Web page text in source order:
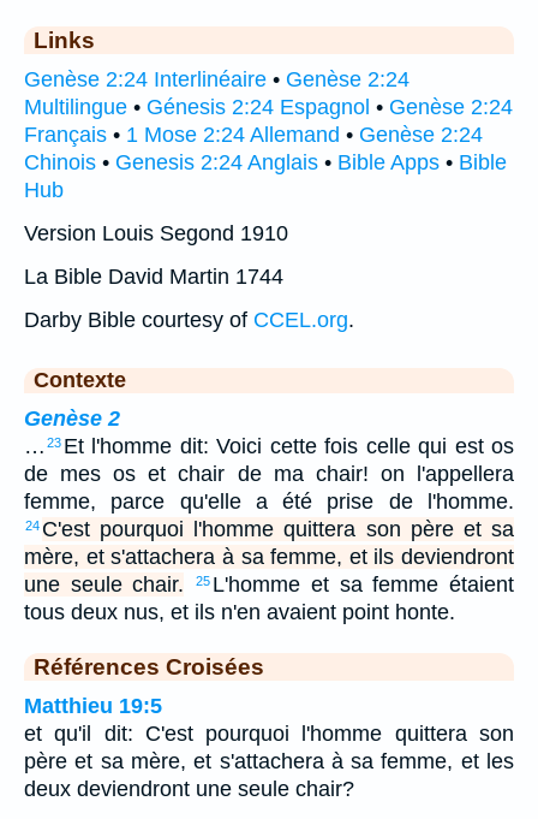
Links
Genèse 2:24 Interlinéaire • Genèse 2:24
Multilingue • Génesis 2:24 Espagnol • Genèse 2:24
Français • 1 Mose 2:24 Allemand • Genèse 2:24
Chinois • Genesis 2:24 Anglais • Bible Apps • Bible
Hub
Version Louis Segond 1910
La Bible David Martin 1744
Darby Bible courtesy of CCEL.org.
Contexte
Genèse 2
… 23 Et l'homme dit: Voici cette fois celle qui est os
de mes os et chair de ma chair! on l'appellera
femme, parce qu'elle a été prise de l'homme.
24 C'est pourquoi l'homme quittera son père et sa
mère, et s'attachera à sa femme, et ils deviendront
une seule chair.
25 L'homme et sa femme étaient
tous deux nus, et ils n'en avaient point honte.
Références Croisées
Matthieu 19:5
et qu'il dit: C'est pourquoi l'homme quittera son
père et sa mère, et s'attachera à sa femme, et les
deux deviendront une seule chair?